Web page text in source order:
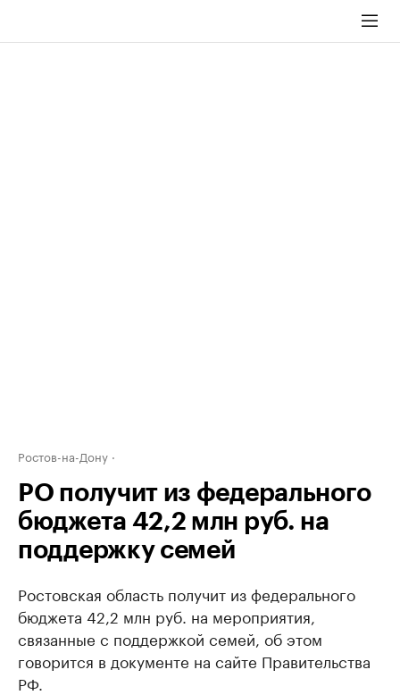
Ростов-на-Дону
РО получит из федерального
бюджета 42,2 млн руб. на
поддержку семей
Ростовская область получит из федерального
бюджета 42,2 млн руб. на мероприятия,
связанные с поддержкой семей, об этом
говорится в документе на сайте Правительства
РФ.